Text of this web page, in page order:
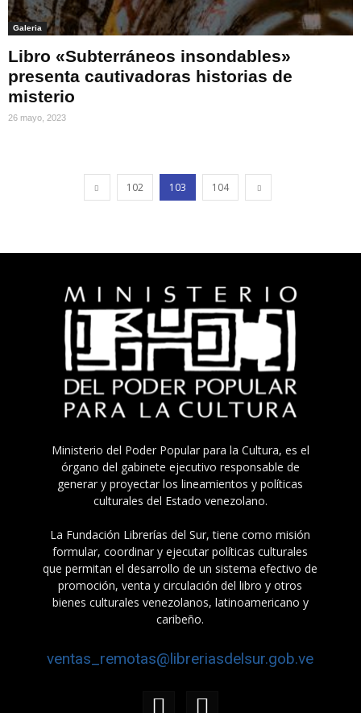
Galeria
Libro «Subterráneos insondables»
presenta cautivadoras historias de
misterio
26 mayo, 2023
102 103 104
Ministerio del Poder Popular para la Cultura, es el
órgano del gabinete ejecutivo responsable de
generar y proyectar los lineamientos y políticas
culturales del Estado venezolano.
La Fundación Librerías del Sur, tiene como misión
formular, coordinar y ejecutar políticas culturales
que permitan el desarrollo de un sistema efectivo de
promoción, venta y circulación del libro y otros
bienes culturales venezolanos, latinoamericano y
caribeño.
ventas_remotas@libreriasdelsur.gob.ve